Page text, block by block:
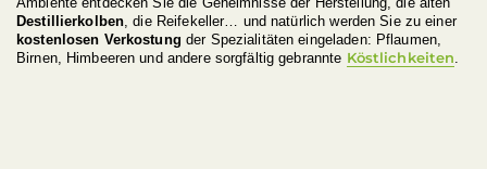
Destillierkolben, die Reifekeller… und natürlich werden Sie zu einer
kostenlosen Verkostung der Spezialitäten eingeladen: Pflaumen,
Birnen, Himbeeren und andere sorgfältig gebrannte Köstlichkeiten.